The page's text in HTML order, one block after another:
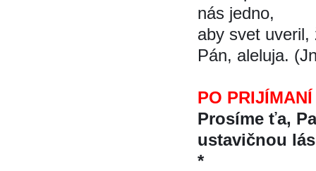
nás jedno,
aby svet
Pán, aleluja.
PO PRIJÍMANÍ
Prosíme ťa,
ustavičnou
*